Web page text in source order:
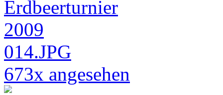
673x angesehen